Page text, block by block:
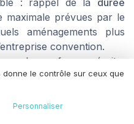
maximale prévues par le
aménagements plus
convention.
: forme écrite,
(projet,date depart
.
de l’
le contrôle sur ceux que
Personnaliser